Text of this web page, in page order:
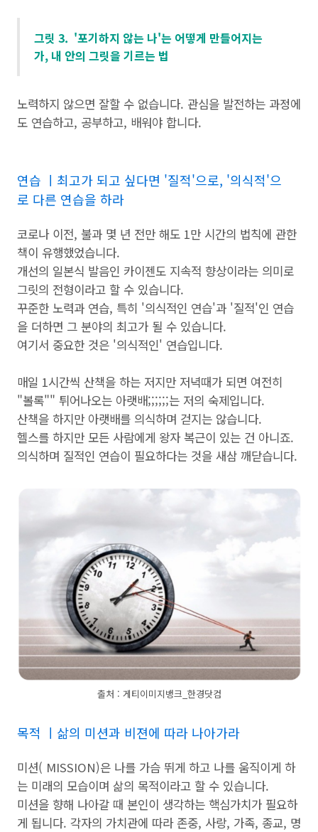
그릿 3. '포기하지 않는 나'는 어떻게 만들어지는
가, 내 안의 그릿을 기르는 법
노력하지 않으면 잘할 수 없습니다. 관심을 발전하는 과정에
도 연습하고, 공부하고, 배워야 합니다.
연습 ㅣ최고가 되고 싶다면 '질적'으로, '의식적'으
로 다른 연습을 하라
코로나 이전, 불과 몇 년 전만 해도 1만 시간의 법칙에 관한
책이 유행했었습니다.
개선의 일본식 발음인 카이젠도 지속적 향상이라는 의미로
그릿의 전형이라고 할 수 있습니다.
꾸준한 노력과 연습, 특히 '의식적인 연습'과 '질적'인 연습
을 더하면 그 분야의 최고가 될 수 있습니다.
여기서 중요한 것은 '의식적인' 연습입니다.
매일 1시간씩 산책을 하는 저지만 저녁때가 되면 여전히
"볼록"" 튀어나오는 아랫배;;;;;;는 저의 숙제입니다.
산책을 하지만 아랫배를 의식하며 걷지는 않습니다.
헬스를 하지만 모든 사람에게 왕자 복근이 있는 건 아니죠.
의식하며 질적인 연습이 필요하다는 것을 새삼 깨닫습니다.
출처 : 게티이미지뱅크_한경닷컴
목적 ㅣ삶의 미션과 비젼에 따라 나아가라
미션( MISSION)은 나를 가슴 뛰게 하고 나를 움직이게 하
는 미래의 모습이며 삶의 목적이라고 할 수 있습니다.
미션을 향해 나아갈 때 본인이 생각하는 핵심가치가 필요하
게 됩니다. 각자의 가치관에 따라 존중, 사랑, 가족, 종교, 명